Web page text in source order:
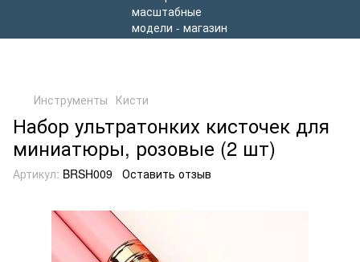
Инструменты Кисти
Набор ультратонких кисточек для
миниатюры, розовые (2 шт)
Артикул: BRSH009 Оставить отзыв